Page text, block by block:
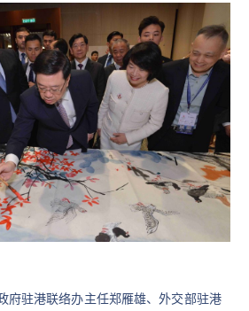
府驻港联络办主任郑雁雄、外交部驻港